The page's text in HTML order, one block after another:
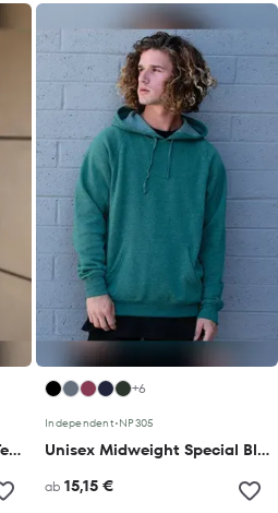
Unisex Midweight French Terry Hooded Pullover
+6
Independent•NP305
Unisex Midweight Special Blend Raglan Hooded Pullover
ab 15,15 €